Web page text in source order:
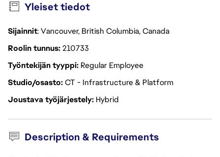
Yleiset tiedot
Sijainnit: Vancouver, British Columbia, Canada
Roolin tunnus210733
Työntekijän tyyppi Regular Employee
Studio/osastoCT - Infrastructure & Platform
Joustava työjärjestely Hybrid
Description & Requirements